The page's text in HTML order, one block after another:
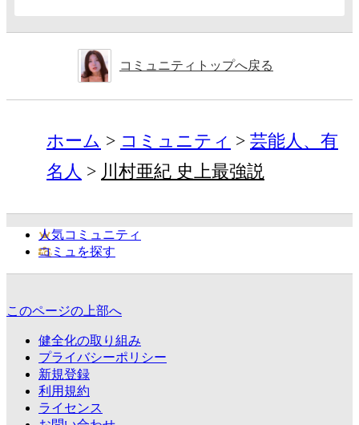
コミュニティトップへ戻る
ホーム コミュニティ
芸能人、有
名人
川村亜紀 史上最強説
人気コミュニティ
コミュを探す
このページの上部へ
健全化の取り組み
プライバシーポリシー
新規登録
利用規約
ライセンス